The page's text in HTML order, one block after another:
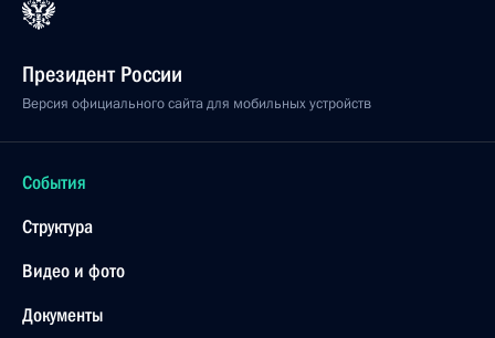
Президент России
Версия официального сайта для мобильных устройств
События
Структура
Видео и фото
Документы